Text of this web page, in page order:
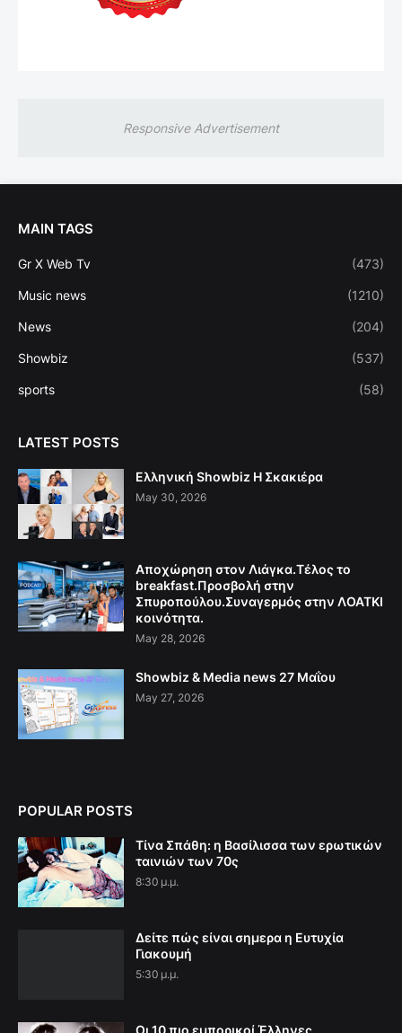
Responsive Advertisement
MAIN TAGS
Gr X Web Tv (473)
Music news (1210)
News (204)
Showbiz (537)
sports (58)
LATEST POSTS
Ελληνική Showbiz Η Σκακιέρα
May 30, 2026
Αποχώρηση στον Λιάγκα.Τέλος το
breakfast.Προσβολή στην
Σπυροπούλου.Συναγερμός στην ΛΟΑΤΚΙ
κοινότητα.
May 28, 2026
Showbiz & Media news 27 Μαΐου
May 27, 2026
POPULAR POSTS
Τίνα Σπάθη: η Βασίλισσα των ερωτικών
ταινιών των 70ς
8:30 μ.μ.
Δείτε πώς είναι σημερα η Ευτυχία
Γιακουμή
5:30 μ.μ.
Οι 10 πιο εμπορικοί Έλληνες